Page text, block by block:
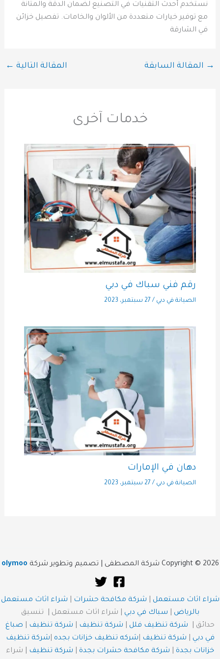
نستخدم أحدث التقنيات في التصنيع لضمان الدقة والمتانة
مع توفير خيارات متعددة من الألوان والخامات. تفصيل خزائن
في الشارقة
→ المقالة السابقة المقالة التالية ←
خدمات آخرى
رقم فني سباك في دبي
الصيانة في دبي / 27 سبتمبر، 2023
دهان في الإمارات
الصيانة في دبي / 27 سبتمبر، 2023
Copyright © 2026 شركة المصطفى | تصميم وتطوير شركة olymoo
شراء اثاث مستعمل شركة مكافحة حشرات
شراء اثاث مستعمل
بالرياض
سباك في دبي | شراء اثاث مستعمل | تنسيق
حدائق | شركة تنظيف فلل شركة تنظيف شركة تنظيف
صباغ
في دبي
شركة تنظيف شركه تنظيف خزانات بجده
شركة تنظيف
خزانات بجدة
شركة مكافحة حشرات بجدة شركة تنظيف | شراء